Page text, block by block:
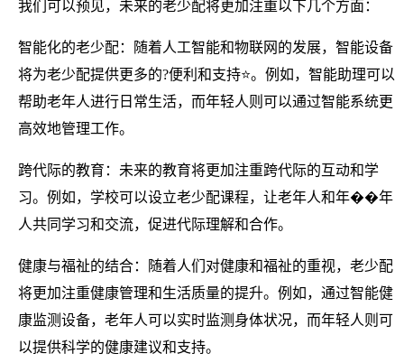
我们可以预见，未来的老少配将更加注重以下几个方面：
智能化的老少配：随着人工智能和物联网的发展，智能设备
将为老少配提供更多的?便利和支持⭐。例如，智能助理可以
帮助老年人进行日常生活，而年轻人则可以通过智能系统更
高效地管理工作。
跨代际的教育：未来的教育将更加注重跨代际的互动和学
习。例如，学校可以设立老少配课程，让老年人和年��年
人共同学习和交流，促进代际理解和合作。
健康与福祉的结合：随着人们对健康和福祉的重视，老少配
将更加注重健康管理和生活质量的提升。例如，通过智能健
康监测设备，老年人可以实时监测身体状况，而年轻人则可
以提供科学的健康建议和支持。